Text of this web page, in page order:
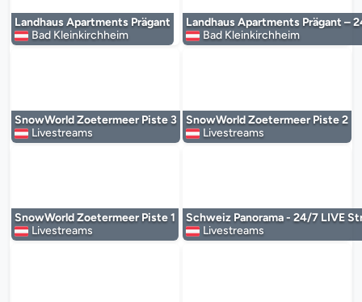
Landhaus Apartments Prägant
Bad Kleinkirchheim
Landhaus Apartments Prägant –
Bad Kleinkirchheim
SnowWorld Zoetermeer Piste 3
Livestreams
SnowWorld Zoetermeer Piste 2
Livestreams
SnowWorld Zoetermeer Piste 1
Livestreams
Schweiz Panorama - 24/7 LIVE
Livestreams